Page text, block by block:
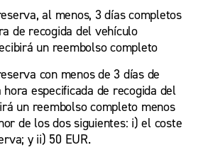
al menos, 3 días completos
de recogida del vehículo
un reembolso completo
con menos de 3 días de
especificada de recogida del
un reembolso completo menos
de los dos siguientes: i) el coste
y ii) 50 EUR.